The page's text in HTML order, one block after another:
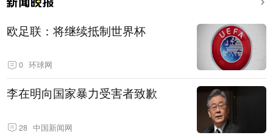
欧足联：将继续抵制世界杯
0 环球网
李在明向国家暴力受害者致歉
28 中国新闻网